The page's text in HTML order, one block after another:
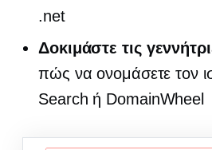
.net
Δοκιμάστε τις
πώς να ονομάσετε τον
Search ή DomainWheel